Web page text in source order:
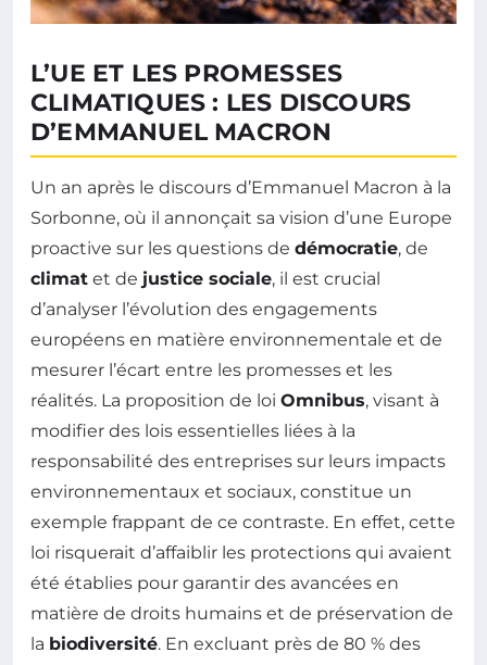
L’UE ET LES PROMESSES
CLIMATIQUES : LES DISCOURS
D’EMMANUEL MACRON
Un an après le discours d’Emmanuel Macron à la
Sorbonne, où il annonçait sa vision d’une Europe
proactive sur les questions de démocratie, de
climat et de justice sociale, il est crucial
d’analyser l’évolution des engagements
européens en matière environnementale et de
mesurer l’écart entre les promesses et les
réalités. La proposition de loi Omnibus, visant à
modifier des lois essentielles liées à la
responsabilité des entreprises sur leurs impacts
environnementaux et sociaux, constitue un
exemple frappant de ce contraste. En effet, cette
loi risquerait d’affaiblir les protections qui avaient
été établies pour garantir des avancées en
matière de droits humains et de préservation de
la biodiversité. En excluant près de 80 % des